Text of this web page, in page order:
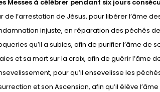
Messes à célébrer pendant six jours
de l’arrestation de Jésus, pour libérer l’âme
injuste, en réparation des péchés
qu’il a subies, afin de purifier l’âme de
et sa mort sur la croix, afin de guérir l’âme
pour qu’il ensevelisse les
et son Ascension, afin qu’il élève l’âme